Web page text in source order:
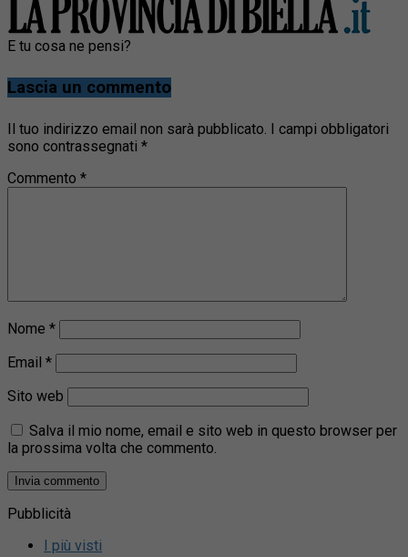
E tu cosa ne pensi?
Lascia un commento
Il tuo indirizzo email non sarà pubblicato. I campi obbligatori
sono contrassegnati *
Commento *
Nome *
Email *
Sito web
Salva il mio nome, email e sito web in questo browser per
la prossima volta che commento.
Pubblicità
I più visti